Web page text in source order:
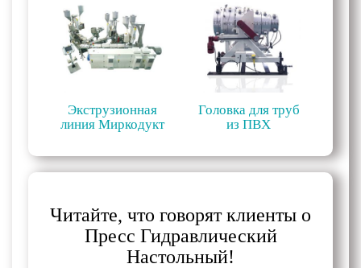
Экструзионная
линия Миркодукт
Головка для труб
из ПВХ
Читайте, что говорят клиенты о
Пресс Гидравлический
Настольный!